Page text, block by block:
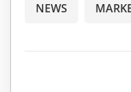
NEWS